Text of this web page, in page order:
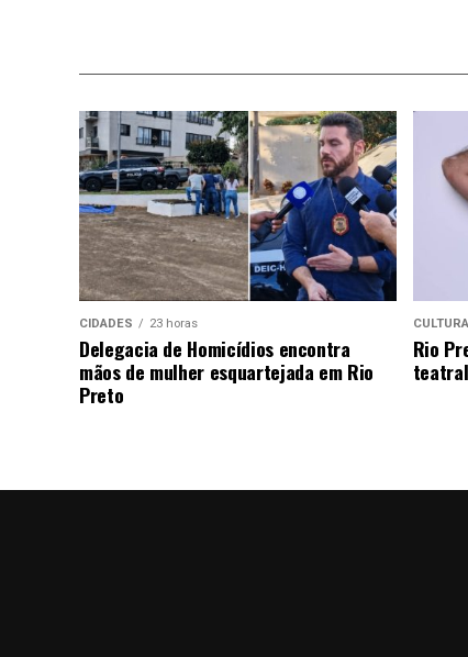
CIDADES 23 horas
Delegacia de Homicídios encontra
mãos de mulher esquartejada em Rio
Preto
CULTURA
Rio